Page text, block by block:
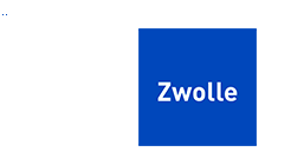
Ga naar de inhoud van deze pagina
Ga naar het zoeken
Ga naar het menu